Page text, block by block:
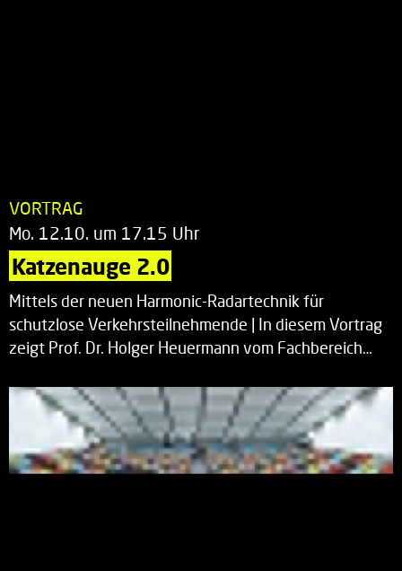
VORTRAG
Mo. 12.10. um 17.15 Uhr
Katzenauge 2.0
Mittels der neuen Harmonic-Radartechnik für
schutzlose Verkehrsteilnehmende | In diesem Vortrag
zeigt Prof. Dr. Holger Heuermann vom Fachbereich…